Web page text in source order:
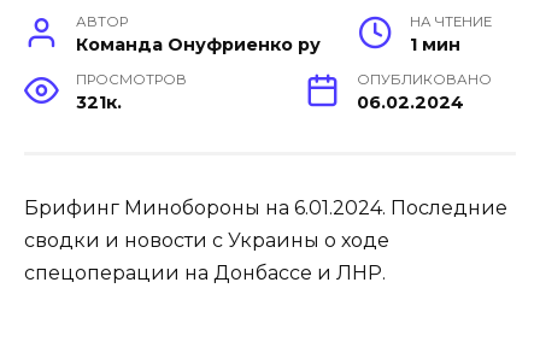
АВТОР
Команда Онуфриенко ру
НА ЧТЕНИЕ
1 мин
ПРОСМОТРОВ
321к.
ОПУБЛИКОВАНО
06.02.2024
Брифинг Минобороны на 6.01.2024. Последние
сводки и новости с Украины о ходе
спецоперации на Донбассе и ЛНР.